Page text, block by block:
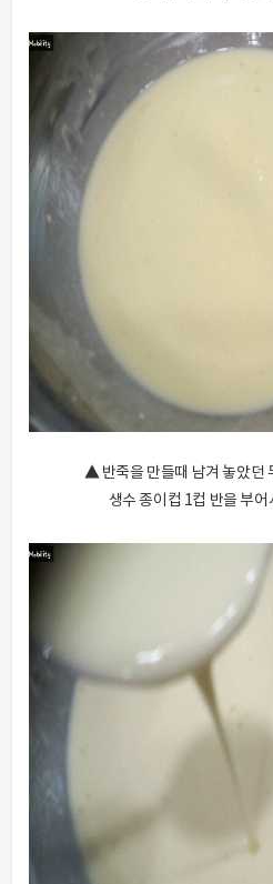
▲ 반죽을 만들때 남겨 놓았던
생수 종이컵 1컵 반을 부